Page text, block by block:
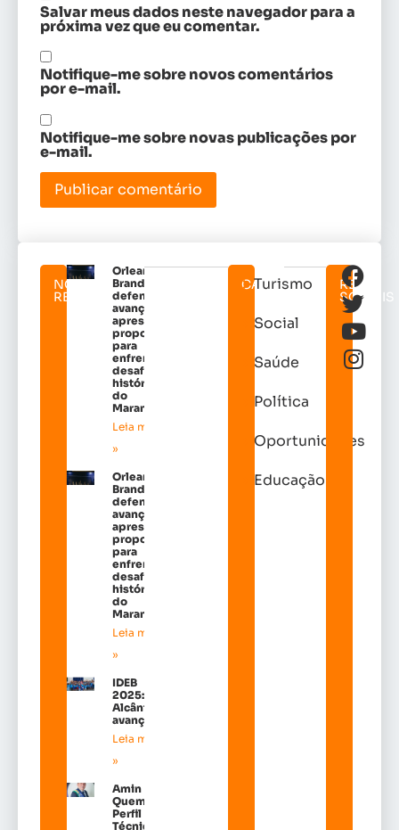
Salvar meus dados neste navegador para a
próxima vez que eu comentar.
Notifique-me sobre novos comentários
por e-mail.
Notifique-me sobre novas publicações por
e-mail.
NOTICIAS
RELACIONADAS
Orleans
Brandão
defende
avanços e
apresenta
propostas
para
enfrentar
desafios
históricos
do
Maranhão
Leia mais
»
Orleans
Brandão
defende
avanços e
apresenta
propostas
para
enfrentar
desafios
históricos
do
Maranhão
Leia mais
»
IDEB
2025:
Alcântara
avançou!
Leia mais
»
Amin
Quemel:
Perfil
Técnico de
CATEGORIAS
Turismo
Social
Saúde
Política
Oportunidades
Educação
REDES
SOCIAIS